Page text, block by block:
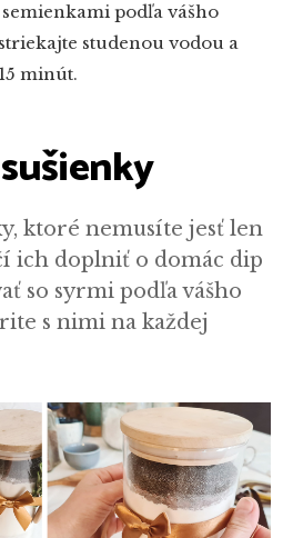
podľa vášho
studenou vodou a
minút.
ktoré nemusíte jesť len
ich doplniť o domác dip
so syrmi podľa vášho
s nimi na každej